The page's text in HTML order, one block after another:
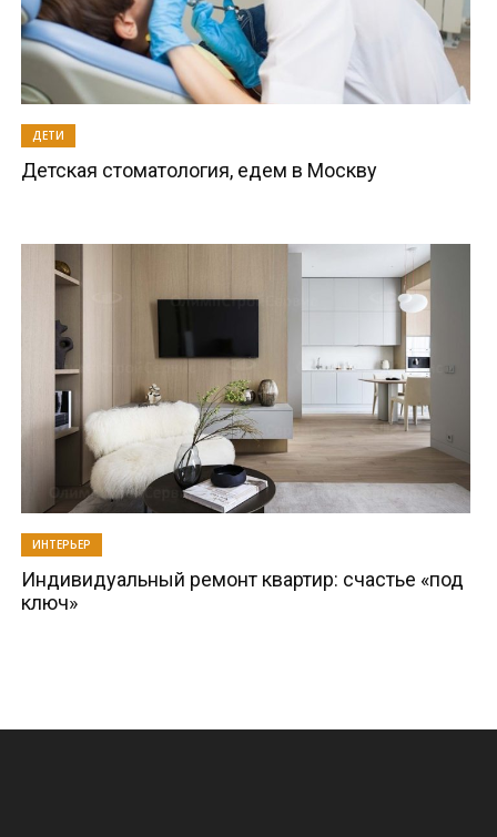
ДЕТИ
Детская стоматология, едем в Москву
ИНТЕРЬЕР
Индивидуальный ремонт квартир: счастье «под
ключ»